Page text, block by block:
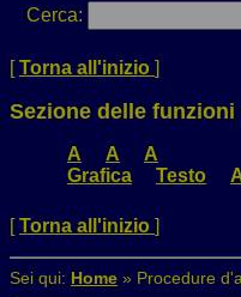
Cerca:
[Torna all'inizio ]
Sezione delle
A A
A
Grafica
Testo
[Torna all'inizio ]
Sei qui: Home » Procedure